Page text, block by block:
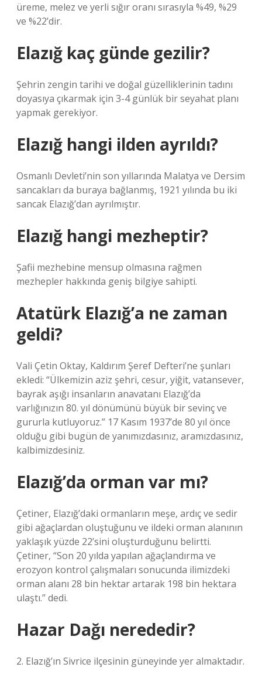
üreme, melez ve yerli sığır oranı sırasıyla %49, %29
ve %22’dir.
Elazığ kaç günde gezilir?
Şehrin zengin tarihi ve doğal güzelliklerinin tadını
doyasıya çıkarmak için 3-4 günlük bir seyahat planı
yapmak gerekiyor.
Elazığ hangi ilden ayrıldı?
Osmanlı Devleti’nin son yıllarında Malatya ve Dersim
sancakları da buraya bağlanmış, 1921 yılında bu iki
sancak Elazığ’dan ayrılmıştır.
Elazığ hangi mezheptir?
Şafii mezhebine mensup olmasına rağmen
mezhepler hakkında geniş bilgiye sahipti.
Atatürk Elazığ’a ne zaman
geldi?
Vali Çetin Oktay, Kaldırım Şeref Defteri’ne şunları
ekledi: “Ülkemizin aziz şehri, cesur, yiğit, vatansever,
bayrak aşığı insanların anavatanı Elazığ’da
varlığınızın 80. yıl dönümünü büyük bir sevinç ve
gururla kutluyoruz.” 17 Kasım 1937’de 80 yıl önce
olduğu gibi bugün de yanımızdasınız, aramızdasınız,
kalbimizdesiniz.
Elazığ’da orman var mı?
Çetiner, Elazığ’daki ormanların meşe, ardıç ve sedir
gibi ağaçlardan oluştuğunu ve ildeki orman alanının
yaklaşık yüzde 22’sini oluşturduğunu belirtti.
Çetiner, “Son 20 yılda yapılan ağaçlandırma ve
erozyon kontrol çalışmaları sonucunda ilimizdeki
orman alanı 28 bin hektar artarak 198 bin hektara
ulaştı.” dedi.
Hazar Dağı nerededir?
2. Elazığ’ın Sivrice ilçesinin güneyinde yer almaktadır.